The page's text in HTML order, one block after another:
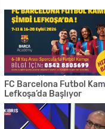
FC Barcelona Futbol
Lefkoşa’da Başlıyor